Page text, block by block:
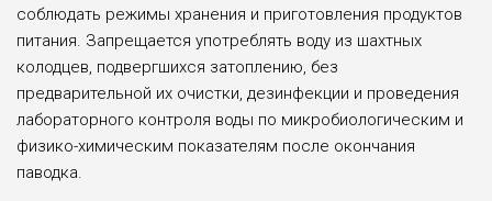
соблюдать режимы хранения и приготовле­ния продуктов
питания. Запрещается употреблять воду из шахтных
колодцев, под­вергшихся затоплению, без
предварительной их очистки, дезинфекции и проведе­ния
лабораторного контроля воды по микробиологическим и
физико-химическим показателям после окончания
паводка.